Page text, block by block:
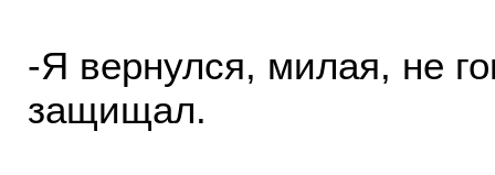
-Я вернулся, милая, не
защищал.